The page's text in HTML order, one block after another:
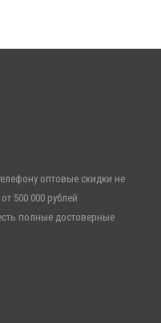
оптовые скидки не
500 000 рублей
полные достоверные